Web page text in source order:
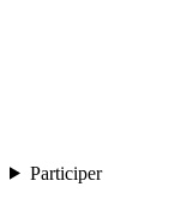
Participer